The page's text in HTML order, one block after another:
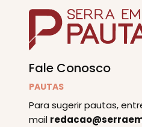
Fale Conosco
PAUTAS
Para sugerir pautas,
mail